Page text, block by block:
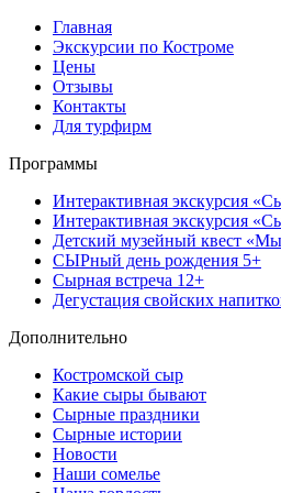
Главная
Экскурсии по Костроме
Цены
Отзывы
Контакты
Для турфирм
Программы
Интерактивная экскурсия
Интерактивная экскурсия
Детский музейный квест
СЫРный день рождения 5+
Сырная встреча 12+
Дегустация свойских
Дополнительно
Костромской сыр
Какие сыры бывают
Сырные праздники
Сырные истории
Новости
Наши сомелье